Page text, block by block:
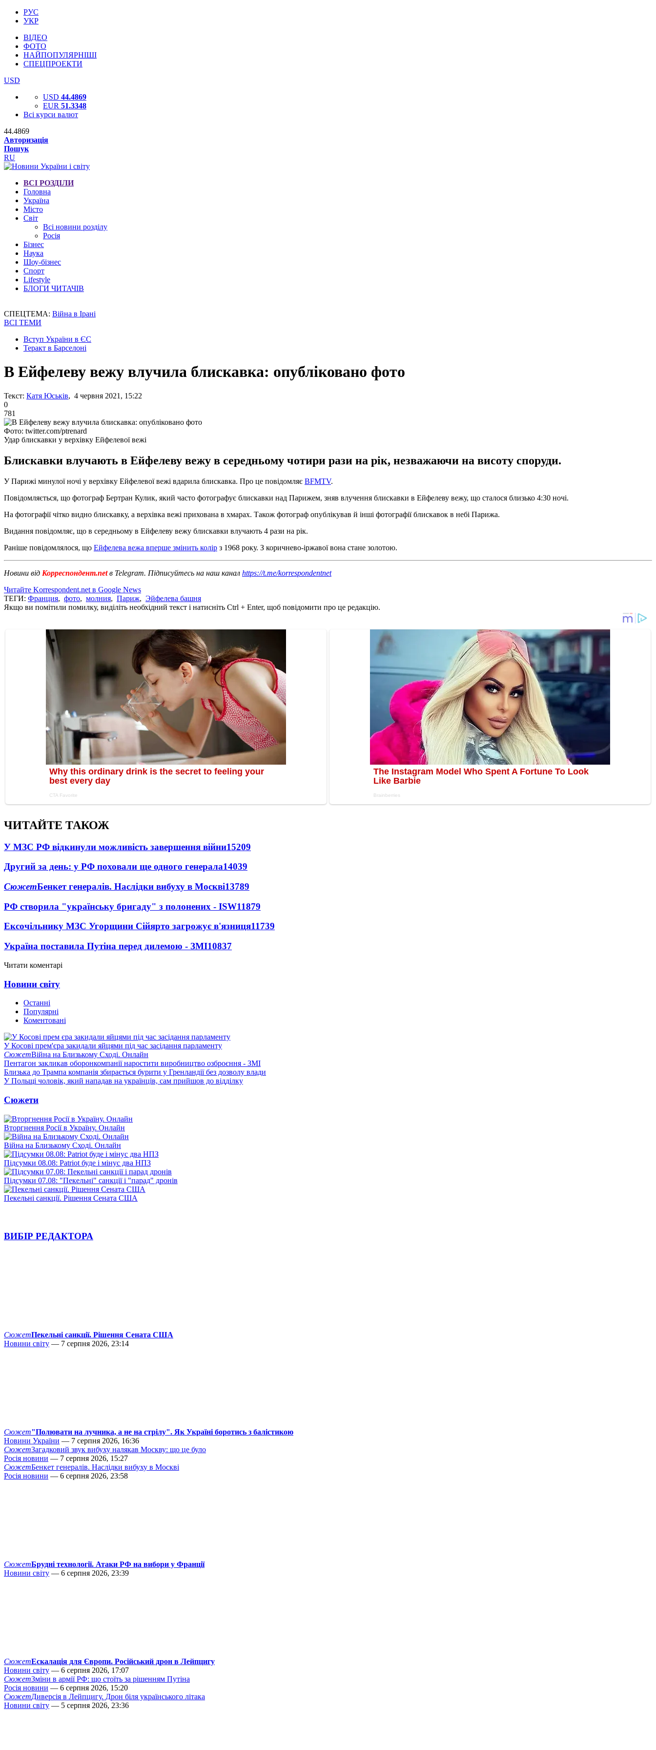
РУС
УКР
ВІДЕО
ФОТО
НАЙПОПУЛЯРНІШІ
СПЕЦПРОЕКТИ
USD
USD 44.4869
EUR 51.3348
Всі курси валют
44.4869
Авторизація
Пошук
RU
ВСІ РОЗДІЛИ
Головна
Україна
Місто
Світ
Всі новини розділу
Росія
Бізнес
Наука
Шоу-бізнес
Спорт
Lifestyle
БЛОГИ ЧИТАЧІВ
СПЕЦТЕМА: Війна в Ірані
ВСІ ТЕМИ
Вступ України в ЄС
Теракт в Барселоні
В Ейфелеву вежу влучила блискавка: опубліковано фото
Текст: Катя Юськів, 4 червня 2021, 15:22
0
781
Фото: twitter.com/ptrenard
Удар блискавки у верхівку Ейфелевої вежі
Блискавки влучають в Ейфелеву вежу в середньому чотири рази на рік, незважаючи на висоту споруди.
У Парижі минулої ночі у верхівку Ейфелевої вежі вдарила блискавка. Про це повідомляє BFMTV.
Повідомляється, що фотограф Бертран Кулик, який часто фотографує блискавки над Парижем, зняв влучення блискавки в Ейфелеву вежу, що сталося близько 4:30 ночі.
На фотографії чітко видно блискавку, а верхівка вежі прихована в хмарах. Також фотограф опублікував й інші фотографії блискавок в небі Парижа.
Видання повідомляє, що в середньому в Ейфелеву вежу блискавки влучають 4 рази на рік.
Раніше повідомлялося, що Ейфелева вежа вперше змінить колір з 1968 року. З коричнево-іржавої вона стане золотою.
Новини від Корреспондент.netв Telegram. Підписуйтесь на наш канал https://t.me/korrespondentnet
Читайте Korrespondent.net в Google News
ТЕГИ: Франция, фото, молния, Париж, Эйфелева башня
Якщо ви помітили помилку, виділіть необхідний текст і натисніть Ctrl + Enter, щоб повідомити про це редакцію.
ЧИТАЙТЕ ТАКОЖ
У МЗС РФ відкинули можливість завершення війни15209
Другий за день: у РФ поховали ще одного генерала14039
СюжетБенкет генералів. Наслідки вибуху в Москві13789
РФ створила "українську бригаду" з полонених - ISW11879
Ексочільнику МЗС Угорщини Сійярто загрожує в'язниця11739
Україна поставила Путіна перед дилемою - ЗМІ10837
Читати коментарі
Новини світу
Останні
Популярні
Коментовані
У Косові прем'єра закидали яйцями під час засідання парламенту
СюжетВійна на Близькому Сході. Онлайн
Пентагон закликав оборонкомпанії наростити виробництво озброєння - ЗМІ
Близька до Трампа компанія збирається бурити у Гренландії без дозволу влади
У Польщі чоловік, який нападав на українців, сам прийшов до відділку
Сюжети
Вторгнення Росії в Україну. Онлайн
Війна на Близькому Сході. Онлайн
Підсумки 08.08: Patriot буде і мінус два НПЗ
Підсумки 07.08: "Пекельні" санкції і "парад" дронів
Пекельні санкції. Рішення Сената США
ВИБІР РЕДАКТОРА
СюжетПекельні санкції. Рішення Сената США
Новини світу — 7 серпня 2026, 23:14
Сюжет"Полювати на лучника, а не на стрілу". Як Україні боротись з балістикою
Новини України — 7 серпня 2026, 16:36
СюжетЗагадковий звук вибуху налякав Москву: що це було
Росія новини — 7 серпня 2026, 15:27
СюжетБенкет генералів. Наслідки вибуху в Москві
Росія новини — 6 серпня 2026, 23:58
СюжетБрудні технології. Атаки РФ на вибори у Франції
Новини світу — 6 серпня 2026, 23:39
СюжетЕскалація для Європи. Російський дрон в Лейпцигу
Новини світу — 6 серпня 2026, 17:07
СюжетЗміни в армії РФ: що стоїть за рішенням Путіна
Росія новини — 6 серпня 2026, 15:20
СюжетДиверсія в Лейпцигу. Дрон біля українського літака
Новини світу — 5 серпня 2026, 23:36